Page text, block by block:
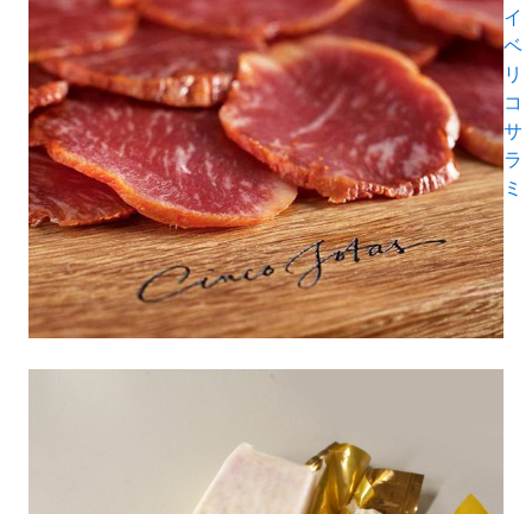
イ
ベ
リ
コ
サ
ラ
ミ